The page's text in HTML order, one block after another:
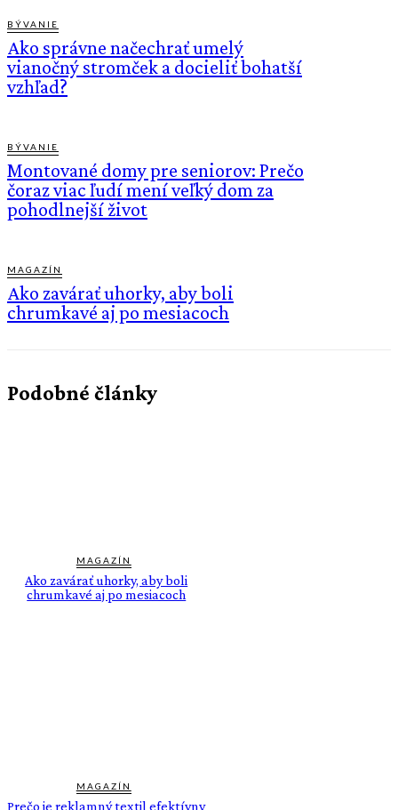
BÝVANIE
Ako správne načechrať umelý
vianočný stromček a docieliť bohatší
vzhľad?
BÝVANIE
Montované domy pre seniorov: Prečo
čoraz viac ľudí mení veľký dom za
pohodlnejší život
MAGAZÍN
Ako zavárať uhorky, aby boli
chrumkavé aj po mesiacoch
Podobné články
MAGAZÍN
Ako zavárať uhorky, aby boli
chrumkavé aj po mesiacoch
MAGAZÍN
Prečo je reklamný textil efektívny